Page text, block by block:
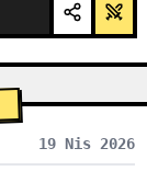
19 Nis 2026